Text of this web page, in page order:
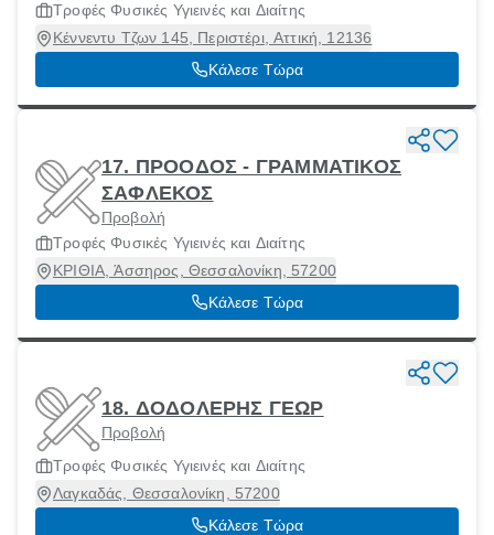
Τροφές Φυσικές Υγιεινές και Διαίτης
Κέννεντυ Τζων 145, Περιστέρι, Αττική, 12136
Κάλεσε Τώρα
17. ΠΡΟΟΔΟΣ - ΓΡΑΜΜΑΤΙΚΟΣ
ΣΑΦΛΕΚΟΣ
Προβολή
Τροφές Φυσικές Υγιεινές και Διαίτης
ΚΡΙΘΙΑ, Άσσηρος, Θεσσαλονίκη, 57200
Κάλεσε Τώρα
18. ΔΟΔΟΛΕΡΗΣ ΓΕΩΡ
Προβολή
Τροφές Φυσικές Υγιεινές και Διαίτης
Λαγκαδάς, Θεσσαλονίκη, 57200
Κάλεσε Τώρα